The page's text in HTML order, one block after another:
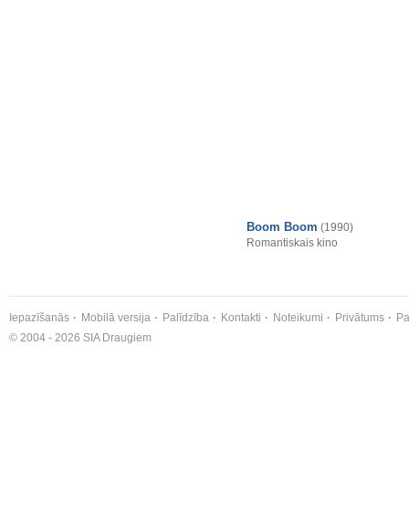
Boom Boom (1990)
Romantiskais kino
Iepazīšanās Mobilā versija Palīdzība Kontakti Noteikumi Privātums
© 2004 - 2026 SIA Draugiem